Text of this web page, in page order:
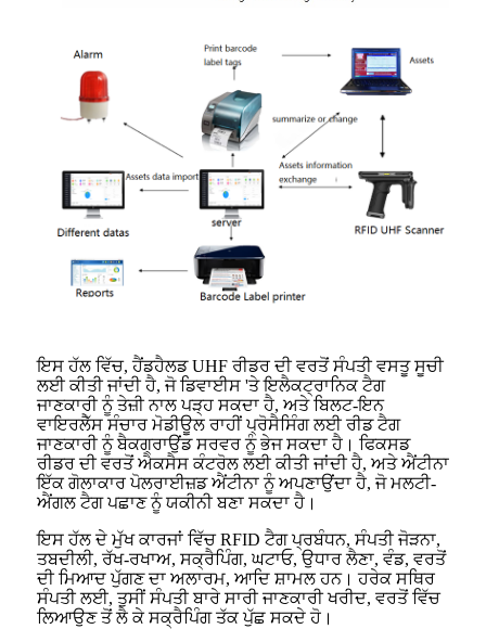
ਇਸ ਹੱਲ ਵਿੱਚ, ਹੈਂਡਹੈਲਡ UHF ਰੀਡਰ ਦੀ ਵਰਤੋਂ ਸੰਪਤੀ ਵਸਤੂ ਸੂਚੀ
ਲਈ ਕੀਤੀ ਜਾਂਦੀ ਹੈ, ਜੋ ਡਿਵਾਈਸ 'ਤੇ ਇਲੈਕਟ੍ਰਾਨਿਕ ਟੈਗ
ਜਾਣਕਾਰੀ ਨੂੰ ਤੇਜ਼ੀ ਨਾਲ ਪੜ੍ਹ ਸਕਦਾ ਹੈ, ਅਤੇ ਬਿਲਟ-ਇਨ
ਵਾਇਰਲੈੱਸ ਸੰਚਾਰ ਮੋਡੀਊਲ ਰਾਹੀਂ ਪ੍ਰੋਸੈਸਿੰਗ ਲਈ ਰੀਡ ਟੈਗ
ਜਾਣਕਾਰੀ ਨੂੰ ਬੈਕਗ੍ਰਾਉਂਡ ਸਰਵਰ ਨੂੰ ਭੇਜ ਸਕਦਾ ਹੈ। ਫਿਕਸਡ
ਰੀਡਰ ਦੀ ਵਰਤੋਂ ਐਕਸੈਸ ਕੰਟਰੋਲ ਲਈ ਕੀਤੀ ਜਾਂਦੀ ਹੈ, ਅਤੇ ਐਂਟੀਨਾ
ਇੱਕ ਗੋਲਾਕਾਰ ਪੋਲਰਾਈਜ਼ਡ ਐਂਟੀਨਾ ਨੂੰ ਅਪਣਾਉਂਦਾ ਹੈ, ਜੋ ਮਲਟੀ-
ਐਂਗਲ ਟੈਗ ਪਛਾਣ ਨੂੰ ਯਕੀਨੀ ਬਣਾ ਸਕਦਾ ਹੈ।
ਇਸ ਹੱਲ ਦੇ ਮੁੱਖ ਕਾਰਜਾਂ ਵਿੱਚ RFID ਟੈਗ ਪ੍ਰਬੰਧਨ, ਸੰਪਤੀ ਜੋੜਨਾ,
ਤਬਦੀਲੀ, ਰੱਖ-ਰਖਾਅ, ਸਕ੍ਰੈਪਿੰਗ, ਘਟਾਓ, ਉਧਾਰ ਲੈਣਾ, ਵੰਡ, ਵਰਤੋਂ
ਦੀ ਮਿਆਦ ਪੁੱਗਣ ਦਾ ਅਲਾਰਮ, ਆਦਿ ਸ਼ਾਮਲ ਹਨ। ਹਰੇਕ ਸਥਿਰ
ਸੰਪਤੀ ਲਈ, ਤੁਸੀਂ ਸੰਪਤੀ ਬਾਰੇ ਸਾਰੀ ਜਾਣਕਾਰੀ ਖਰੀਦ, ਵਰਤੋਂ ਵਿੱਚ
ਲਿਆਉਣ ਤੋਂ ਲੈ ਕੇ ਸਕ੍ਰੈਪਿੰਗ ਤੱਕ ਪੁੱਛ ਸਕਦੇ ਹੋ।